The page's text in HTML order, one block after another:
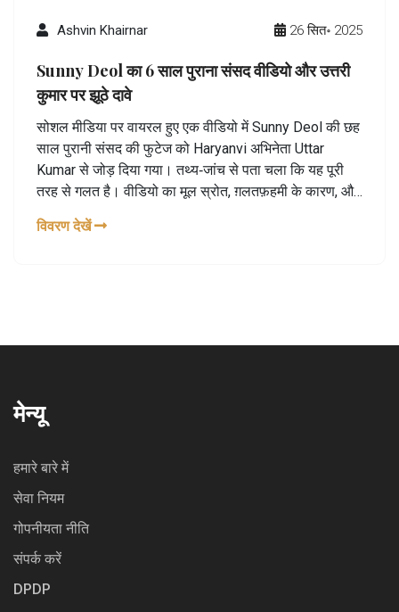
Ashvin Khairnar 26 सित॰ 2025
Sunny Deol का 6 साल पुराना संसद वीडियो और उत्तरी
कुमार पर झूठे दावे
सोशल मीडिया पर वायरल हुए एक वीडियो में Sunny Deol की छह
साल पुरानी संसद की फुटेज को Haryanvi अभिनेता Uttar
Kumar से जोड़ दिया गया। तथ्य‑जांच से पता चला कि यह पूरी
तरह से गलत है। वीडियो का मूल स्रोत, ग़लतफ़हमी के कारण, और
विवरण देखें
मेन्यू
हमारे बारे में
सेवा नियम
गोपनीयता नीति
संपर्क करें
DPDP